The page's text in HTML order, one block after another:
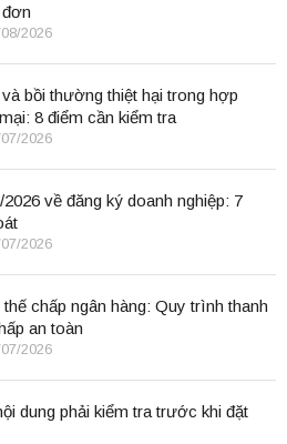
2026
bồi thường thiệt hại trong hợp
8 điểm cần kiểm tra
2026
2026 về đăng ký doanh nghiệp: 7
2026
thế chấp ngân hàng: Quy trình thanh
an toàn
2026
dung phải kiểm tra trước khi đặt